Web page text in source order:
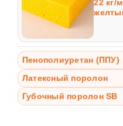
22 кг/
Пенополиуретан (ППУ)
Латексный поролон
Губочный поролон SB